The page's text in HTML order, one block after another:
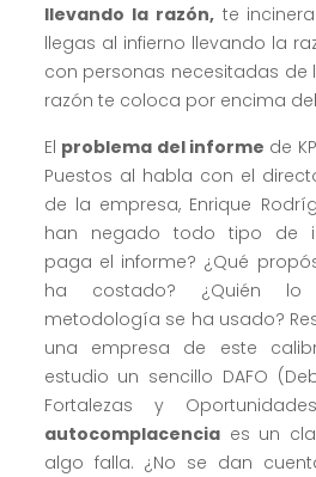
llevando la razón,te
llegas al infierno llevando la
con personas necesitadas de
razón te coloca por encima
El problema del informe de
Puestos al habla con el
de la empresa, Enrique
han negado todo tipo de
paga el informe? ¿Qué
ha costado? ¿Quién lo
metodología se ha usado?
una empresa de este
estudio un sencillo DAFO
Fortalezas y
autocomplacenciaes un
algo falla. ¿No se dan